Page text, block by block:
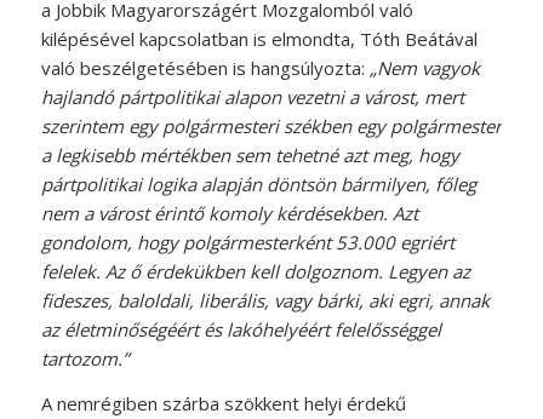
a Jobbik Magyarországért Mozgalomból való
kilépésével kapcsolatban is elmondta, Tóth Beátával
való beszélgetésében is hangsúlyozta: „Nem vagyok
hajlandó pártpolitikai alapon vezetni a várost, mert
szerintem egy polgármesteri székben egy polgármester
a legkisebb mértékben sem tehetné azt meg, hogy
pártpolitikai logika alapján döntsön bármilyen, főleg
nem a várost érintő komoly kérdésekben. Azt
gondolom, hogy polgármesterként 53.000 egriért
felelek. Az ő érdekükben kell dolgoznom. Legyen az
fideszes, baloldali, liberális, vagy bárki, aki egri, annak
az életminőségéért és lakóhelyéért felelősséggel
tartozom.”
A nemrégiben szárba szökkent helyi érdekű